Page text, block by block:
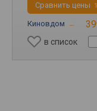
Cравнить цены 1
Киновдом →
в список